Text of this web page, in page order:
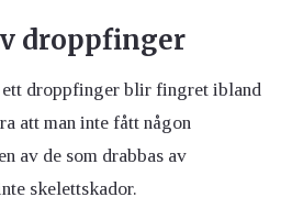
droppfinger
droppfinger blir fingret ibland
att man inte fått någon
av de som drabbas av
skelettskador.